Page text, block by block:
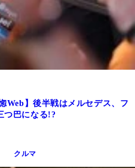
Web】後半戦はメルセデス、フ
つ巴になる!?
クルマ